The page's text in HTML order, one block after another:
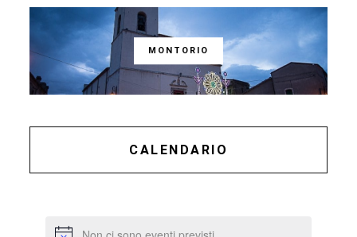
MONTORIO
CALENDARIO